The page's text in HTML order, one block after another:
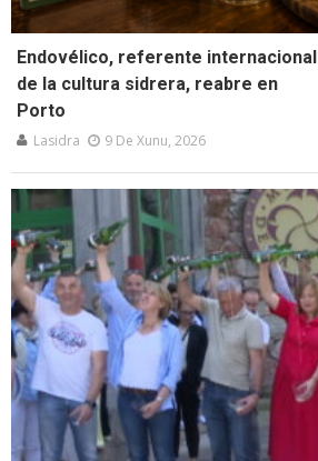
Endovélico, referente internacional
de la cultura sidrera, reabre en
Porto
Lasidra 9 De Xunu, 2026